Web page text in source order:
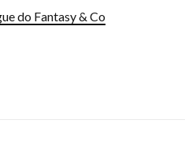
do Fantasy & Co